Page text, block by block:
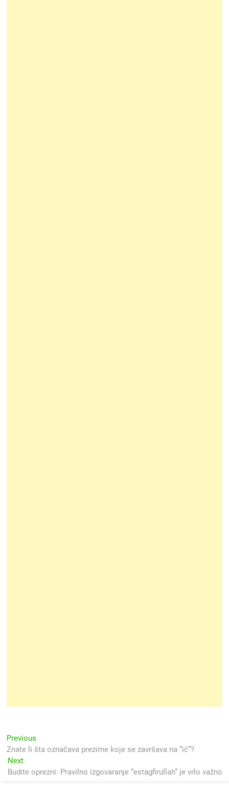
Navigacija
objava
Previous
post:
Znate li šta označava prezime koje se završava na “ić”?
NextNext
post:
Budite oprezni: Pravilno izgovaranje “estagfirullah” je vrlo važno